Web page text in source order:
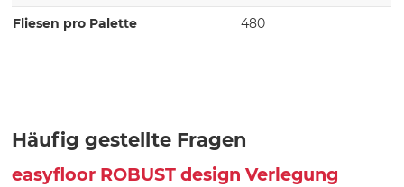
Fliesen pro Palette 480
Häufig gestellte Fragen
easyfloor ROBUST design Verlegung